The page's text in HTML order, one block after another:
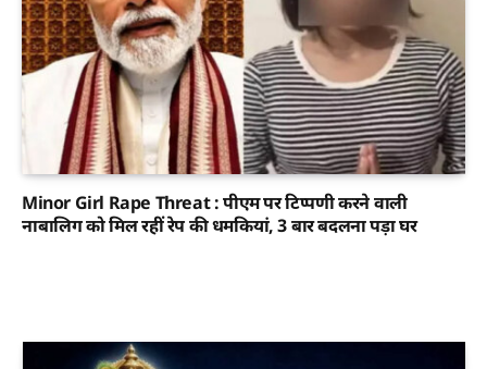
Minor Girl Rape Threat : पीएम पर टिप्पणी करने वाली
नाबालिग को मिल रहीं रेप की धमकियां, 3 बार बदलना पड़ा घर